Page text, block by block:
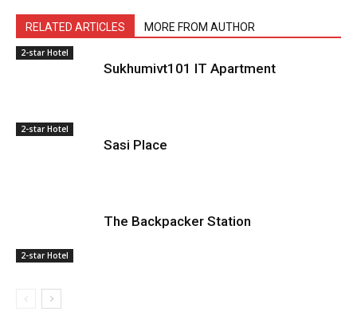
RELATED ARTICLES MORE FROM AUTHOR
2-star Hotel
Sukhumivt101 IT Apartment
2-star Hotel
Sasi Place
2-star Hotel
The Backpacker Station